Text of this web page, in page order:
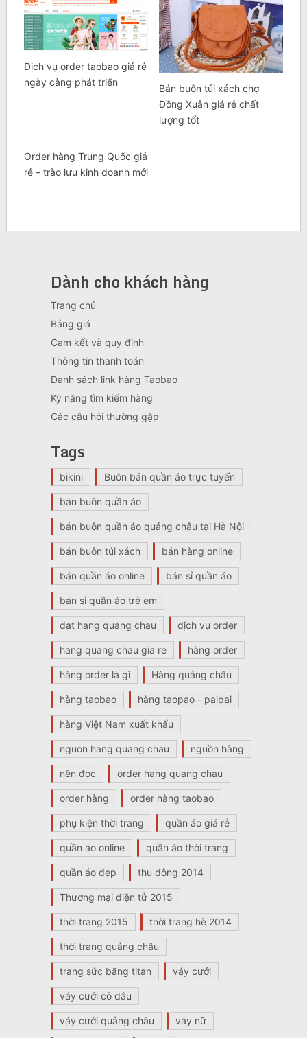
Dịch vụ order taobao giá rẻ
ngày càng phát triển
Bán buôn túi xách chợ
Đồng Xuân giá rẻ chất
lượng tốt
Order hàng Trung Quốc giá
rẻ – trào lưu kinh doanh mới
Dành cho khách hàng
Trang chủ
Bảng giá
Cam kết và quy định
Thông tin thanh toán
Danh sách link hàng Taobao
Kỹ năng tìm kiếm hàng
Các câu hỏi thường gặp
Tags
bikini Buôn bán quần áo trực tuyến
bán buôn quần áo
bán buôn quần áo quảng châu tại Hà Nội
bán buôn túi xách bán hàng online
bán quần áo online bán sỉ quần áo
bán sỉ quần áo trẻ em
dat hang quang chau dịch vụ order
hang quang chau gia re hàng order
hàng order là gì Hàng quảng châu
hàng taobao hàng taopao - paipai
hàng Việt Nam xuất khẩu
nguon hang quang chau nguồn hàng
nên đọc order hang quang chau
order hàng order hàng taobao
phụ kiện thời trang quần áo giá rẻ
quần áo online quần áo thời trang
quần áo đẹp thu đông 2014
Thương mại điện tử 2015
thời trang 2015 thời trang hè 2014
thời trang quảng châu
trang sức bằng titan váy cưới
váy cưới cô dâu
váy cưới quảng châu váy nữ